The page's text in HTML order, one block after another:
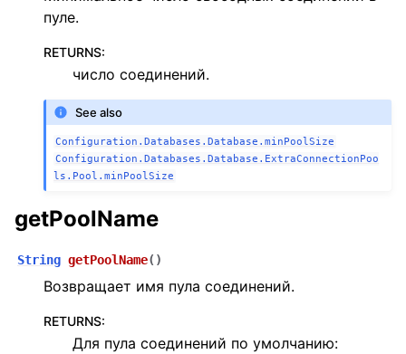
пуле.
RETURNS:
число соединений.
See also
Configuration.Databases.Database.minPoolSize
Configuration.Databases.Database.ExtraConnectionPoo
ls.Pool.minPoolSize
getPoolName
String getPoolName( )
Возвращает имя пула соединений.
RETURNS:
Для пула соединений по умолчанию: